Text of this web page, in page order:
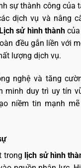
sự thành công của
dịch vụ và nâng
Lịch sử hình thành
đều gắn liền với
lượng dịch vụ.
nghệ và tăng
minh duy trì uy tín
niềm tin mạnh
trong lịch sử hình